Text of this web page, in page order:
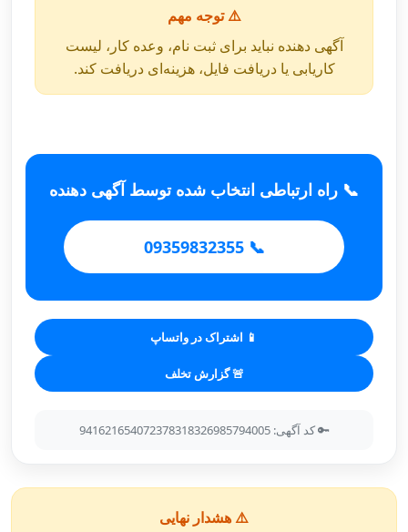
⚠️ توجه مهم
آگهی دهنده نباید برای ثبت نام، وعده کار، لیست
کاریابی یا دریافت فایل، هزینه‌ای دریافت کند.
📞 راه ارتباطی انتخاب شده توسط آگهی دهنده
📞 09359832355
📱 اشتراک در واتساپ
🚨 گزارش تخلف
🔑 کد آگهی: 941621654072378318326985794005
⚠️ هشدار نهایی